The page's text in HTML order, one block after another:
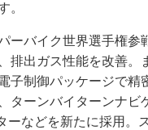
。
ーバイク世界選手権参
排出ガス性能を改善。
子制御パッケージで精
ターンバイターンナビ
ーなどを新たに採用。